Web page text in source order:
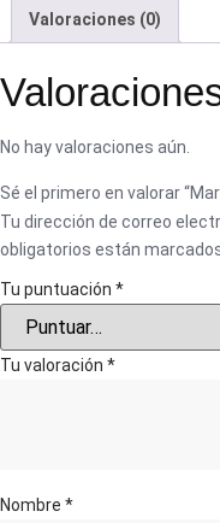
Valoraciones (0)
No hay valoraciones aún.
Sé el primero en valorar
Tu dirección de correo
obligatorios están
Tu puntuación *
Tu valoración *
Nombre *